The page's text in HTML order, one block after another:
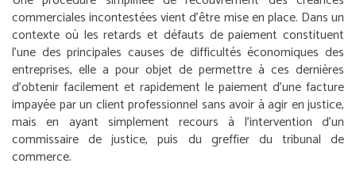
commerciales incontestées vient d’être mise en place. Dans un
contexte où les retards et défauts de paiement constituent
l’une des principales causes de difficultés économiques des
entreprises, elle a pour objet de permettre à ces dernières
d’obtenir facilement et rapidement le paiement d’une facture
impayée par un client professionnel sans avoir à agir en justice,
mais en ayant simplement recours à l’intervention d’un
commissaire de justice, puis du greffier du tribunal de
commerce.